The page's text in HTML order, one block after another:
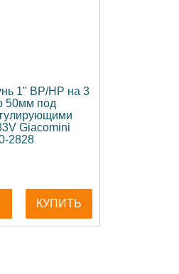
1" ВР/НР на 3
50мм под
Giacomini
2828
КУПИТЬ